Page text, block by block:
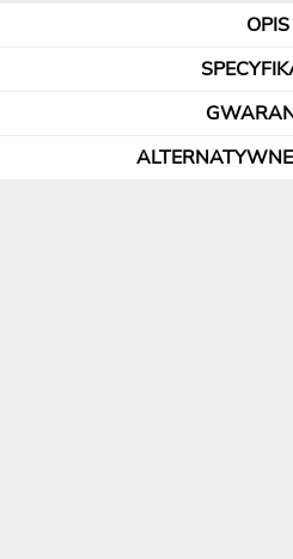
OPIS